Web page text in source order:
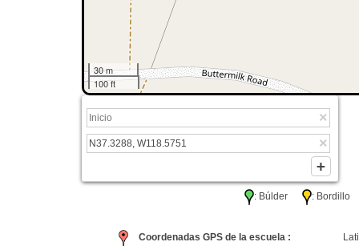
30 m
100 ft
: Búlder :
Coordenadas GPS de la escuela :